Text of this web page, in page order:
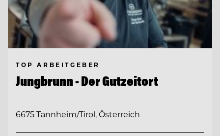
TOP ARBEITGEBER
Jungbrunn - Der Gutzeitort
6675 Tannheim/Tirol, Österreich